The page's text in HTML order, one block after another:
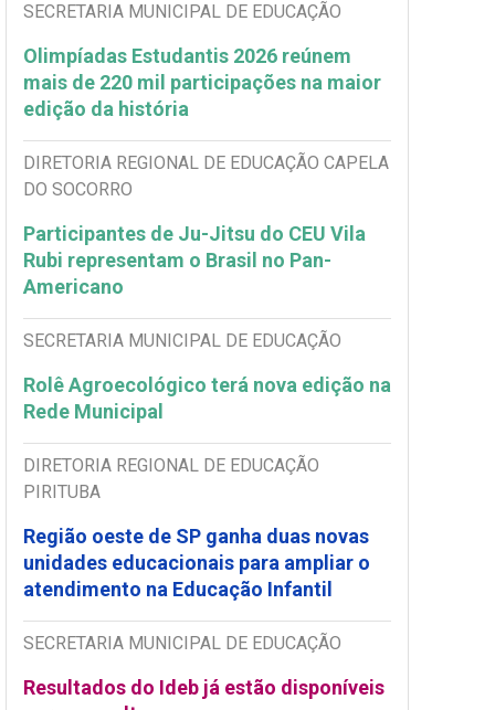
SECRETARIA MUNICIPAL DE EDUCAÇÃO
Olimpíadas Estudantis 2026 reúnem
mais de 220 mil participações na maior
edição da história
DIRETORIA REGIONAL DE EDUCAÇÃO CAPELA
DO SOCORRO
Participantes de Ju-Jitsu do CEU Vila
Rubi representam o Brasil no Pan-
Americano
SECRETARIA MUNICIPAL DE EDUCAÇÃO
Rolê Agroecológico terá nova edição na
Rede Municipal
DIRETORIA REGIONAL DE EDUCAÇÃO
PIRITUBA
Região oeste de SP ganha duas novas
unidades educacionais para ampliar o
atendimento na Educação Infantil
SECRETARIA MUNICIPAL DE EDUCAÇÃO
Resultados do Ideb já estão disponíveis